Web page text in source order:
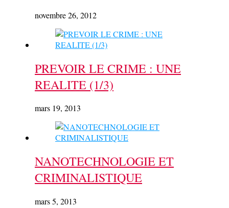
novembre 26, 2012
PREVOIR LE CRIME : UNE
REALITE (1/3)
mars 19, 2013
NANOTECHNOLOGIE ET
CRIMINALISTIQUE
mars 5, 2013